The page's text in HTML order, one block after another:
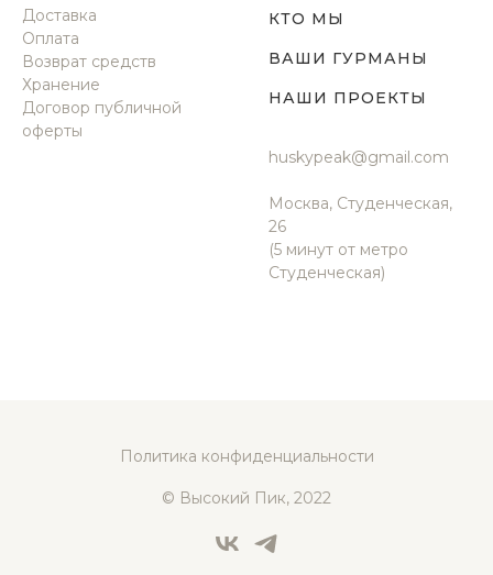
Доставка
Оплата
Возврат средств
Хранение
Договор публичной
оферты
КТО МЫ
ВАШИ ГУРМАНЫ
НАШИ ПРОЕКТЫ
huskypeak@gmail.com
Москва, Студенческая,
26
(5 минут от метро
Студенческая)
Политика конфиденциальности
© Высокий Пик, 2022